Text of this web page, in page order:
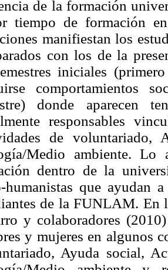
de la formación
tiempo de formación
manifiestan los
con los de la
iniciales
comportamientos
donde aparecen
responsables
de voluntariado,
Medio ambiente.
dentro de la
humanistas que ayudan
de la FUNLAM. En
y colaboradores
y mujeres en algunos
Ayuda social,